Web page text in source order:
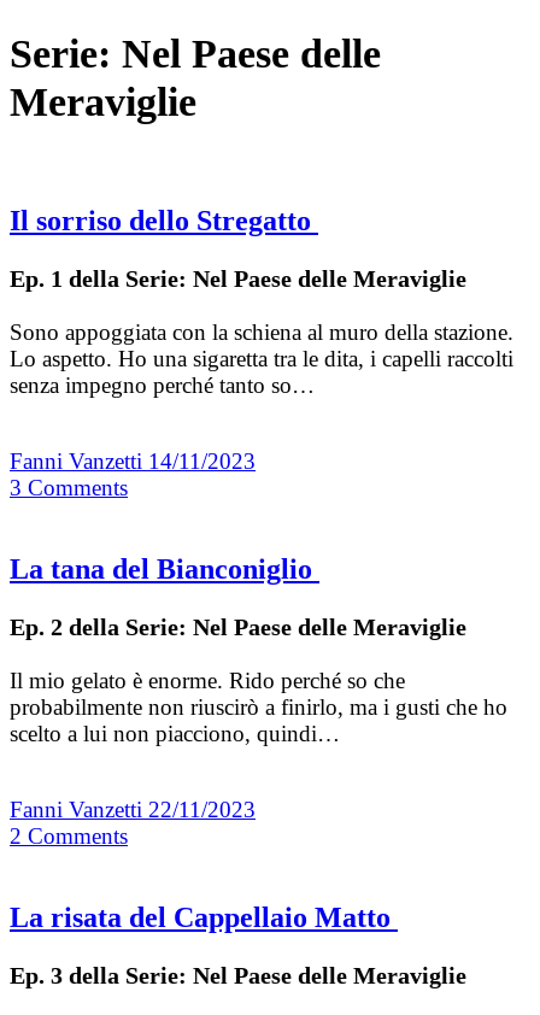
Serie: Nel Paese delle
Meraviglie
Il sorriso dello Stregatto
Ep. 1 della Serie: Nel Paese delle Meraviglie
Sono appoggiata con la schiena al muro della stazione.
Lo aspetto. Ho una sigaretta tra le dita, i capelli raccolti
senza impegno perché tanto so…
Fanni Vanzetti 14/11/2023
3 Comments
La tana del Bianconiglio
Ep. 2 della Serie: Nel Paese delle Meraviglie
Il mio gelato è enorme. Rido perché so che
probabilmente non riuscirò a finirlo, ma i gusti che ho
scelto a lui non piacciono, quindi…
Fanni Vanzetti 22/11/2023
2 Comments
La risata del Cappellaio Matto
Ep. 3 della Serie: Nel Paese delle Meraviglie